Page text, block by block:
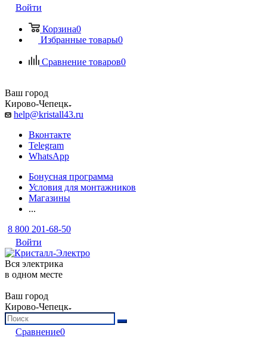
Войти
Корзина0
Избранные товары0
Сравнение товаров0
Ваш город
Кирово-Чепецк
help@kristall43.ru
Вконтакте
Telegram
WhatsApp
Бонусная программа
Условия для монтажников
Магазины
...
8 800 201-68-50
Войти
Вся электрика
в одном месте
Ваш город
Кирово-Чепецк
Сравнение0